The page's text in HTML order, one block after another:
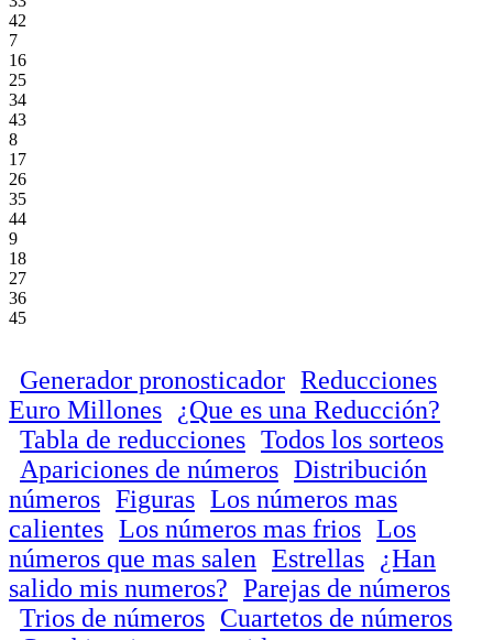
42
7
16
25
34
43
8
17
26
35
44
9
18
27
36
45
Generador pronosticador Reducciones
Euro Millones
¿Que es una Reducción?
Tabla de reducciones Todos los sorteos
Apariciones de números Distribución
números Figuras Los números mas
calientes Los números mas frios Los
números que mas salen Estrellas
¿Han
salido mis numeros? Parejas de números
Trios de números Cuartetos de números